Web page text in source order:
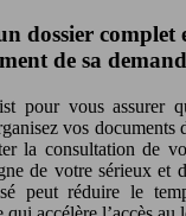
dossier complet
de sa
pour vous assurer
vos documents
la consultation de
de votre sérieux et
peut réduire le